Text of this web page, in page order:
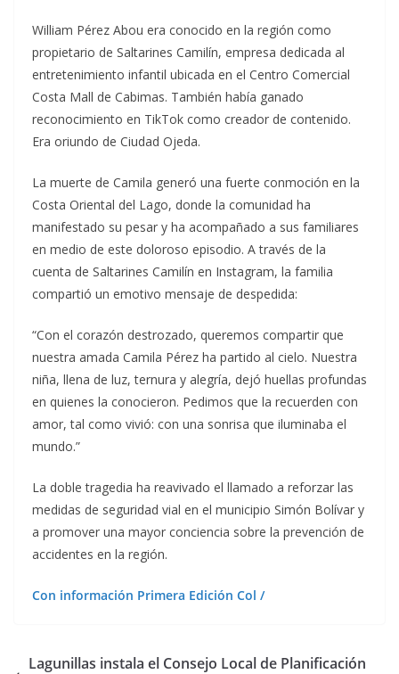
William Pérez Abou era conocido en la región como
propietario de Saltarines Camilín, empresa dedicada al
entretenimiento infantil ubicada en el Centro Comercial
Costa Mall de Cabimas. También había ganado
reconocimiento en TikTok como creador de contenido.
Era oriundo de Ciudad Ojeda.
La muerte de Camila generó una fuerte conmoción en la
Costa Oriental del Lago, donde la comunidad ha
manifestado su pesar y ha acompañado a sus familiares
en medio de este doloroso episodio. A través de la
cuenta de Saltarines Camilín en Instagram, la familia
compartió un emotivo mensaje de despedida:
“Con el corazón destrozado, queremos compartir que
nuestra amada Camila Pérez ha partido al cielo. Nuestra
niña, llena de luz, ternura y alegría, dejó huellas profundas
en quienes la conocieron. Pedimos que la recuerden con
amor, tal como vivió: con una sonrisa que iluminaba el
mundo.”
La doble tragedia ha reavivado el llamado a reforzar las
medidas de seguridad vial en el municipio Simón Bolívar y
a promover una mayor conciencia sobre la prevención de
accidentes en la región.
Con información Primera Edición Col /
Lagunillas instala el Consejo Local de Planificación